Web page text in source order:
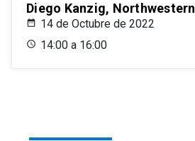
Diego Kanzig, Northwestern
14 de Octubre de 2022
14:00 a 16:00